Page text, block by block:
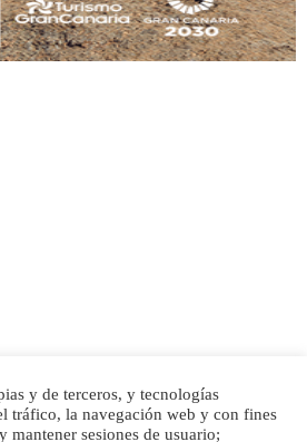
MESA Y LOPEZ
MICROCHIP PERDIDO HOY 06/07/2025 ZONA
y de terceros, y tecnologías
tráfico, la navegación web y con fines
mantener sesiones de usuario;